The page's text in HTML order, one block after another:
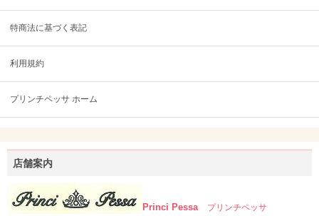
特商法に基づく表記
利用規約
プリンチペッサ ホーム
店舗案内
Princi Pessa プリンチペッサ